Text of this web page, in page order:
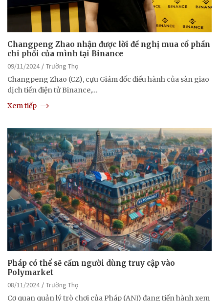
Changpeng Zhao nhận được lời đề nghị mua cổ phần
chi phối của mình tại Binance
09/11/2024
Trường Thọ
Changpeng Zhao (CZ), cựu Giám đốc điều hành của sàn giao
dịch tiền điện tử Binance,…
Xem tiếp
Pháp có thể sẽ cấm người dùng truy cập vào
Polymarket
08/11/2024
Trường Thọ
Cơ quan quản lý trò chơi của Pháp (ANJ) đang tiến hành xem